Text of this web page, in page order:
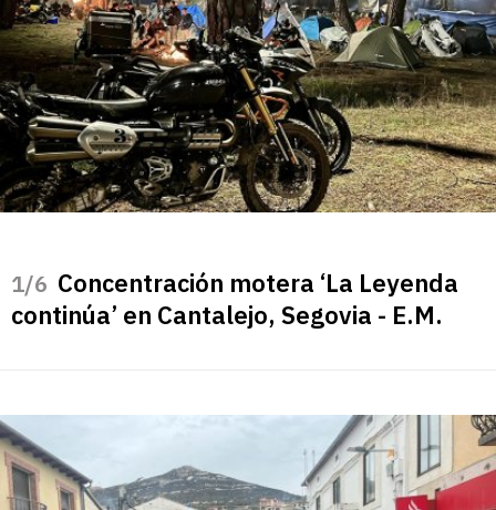
/6 Concentración motera ‘La Leyenda
continúa’ en Cantalejo, Segovia - E.M.